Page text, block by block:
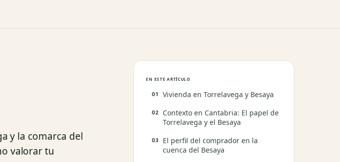
y la comarca del
valorar tu
EN ESTE ARTÍCULO
Vivienda en Torrelavega y Besaya
Contexto en Cantabria: El papel de
Torrelavega y el Besaya
El perfil del comprador en la
cuenca del Besaya